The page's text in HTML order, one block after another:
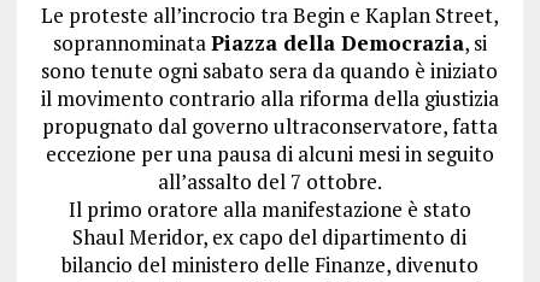
Le proteste all’incrocio tra Begin e Kaplan Street,
soprannominataPiazza della Democrazia, si
sono tenute ogni sabato sera da quando è iniziato
il movimento contrario alla riforma della giustizia
propugnato dal governo ultraconservatore, fatta
eccezione per una pausa di alcuni mesi in seguito
all’assalto del 7 ottobre.
Il primo oratore alla manifestazione è stato
Shaul Meridor, ex capo del dipartimento di
bilancio del ministero delle Finanze, divenuto